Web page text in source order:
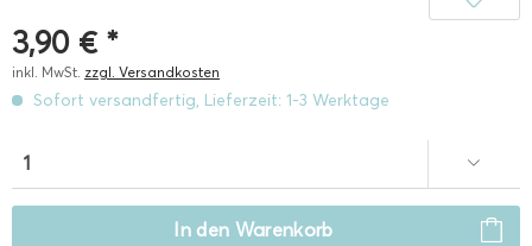
3,90 € *
inkl. MwSt. zzgl. Versandkosten
Sofort versandfertig, Lieferzeit: 1-3 Werktage
In den Warenkorb